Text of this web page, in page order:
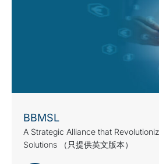
BBMSL
A Strategic Alliance that
Solutions （只提供英文版本）